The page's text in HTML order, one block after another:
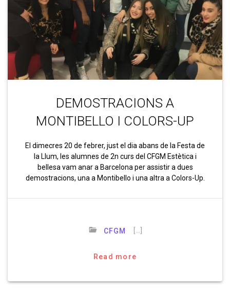
DEMOSTRACIONS A
MONTIBELLO I COLORS-UP
El dimecres 20 de febrer, just el dia abans de la Festa de
la Llum, les alumnes de 2n curs del CFGM Estètica i
bellesa vam anar a Barcelona per assistir a dues
demostracions, una a Montibello i una altra a Colors-Up.
CFGM […]
Read more